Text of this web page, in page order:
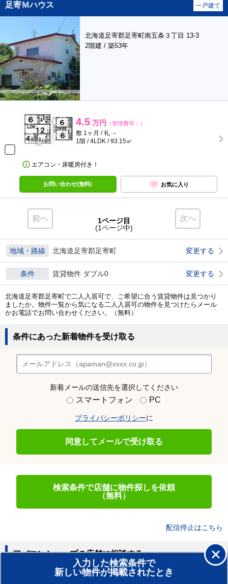
足寄Ｍハウス 一戸建て
北海道足寄郡足寄町南五条３丁目 13-3
2階建 / 築53年
4.5 万円 （管理費等－）
敷 1ヶ月 / 礼 －
1階 / 4LDK / 93.15㎡
エアコン・床暖房付き！
お問い合わせ(無料) お気に入り
前へ 次へ
1ページ目
(1ページ中)
地域・路線 北海道足寄郡足寄町 変更する
条件 賃貸物件 ダブル0 変更する
北海道足寄郡足寄町で二人入居可で、ご希望に合う賃貸物件は見つかり
ましたか。物件一覧から気になる二人入居可の物件を見つけたらメール
かお電話でお問い合わせください。（無料）
条件にあった新着物件を受け取る
新着メールの送信先を選択してください
スマートフォン PC
プライバシーポリシーに
同意してメールで受け取る
検索条件で店舗に物件探しを依頼
（無料）
配信停止はこちら
入力した検索条件で
新しい物件が掲載されたとき
アパマンショップの店舗に相談する
賃貸のプロがお部屋探し！